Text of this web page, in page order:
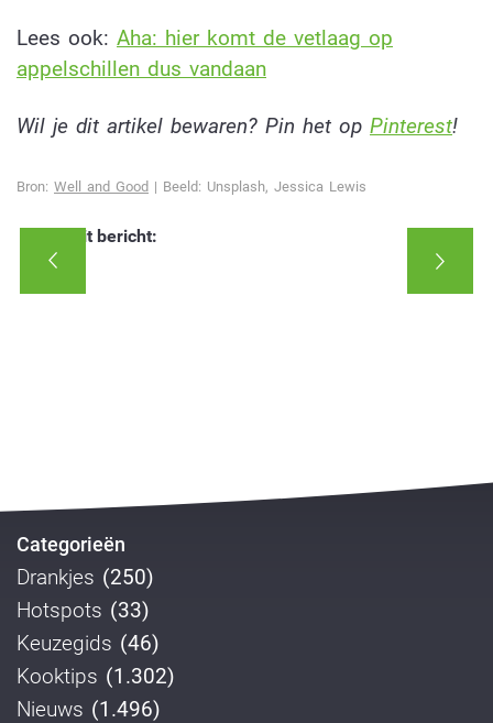
Lees ook: Aha: hier komt de vetlaag op
appelschillen dus vandaan
Wil je dit artikel bewaren? Pin het op Pinterest!
Bron: Well and Good | Beeld: Unsplash, Jessica Lewis
Deel dit bericht:
Categorieën
Drankjes (250)
Hotspots (33)
Keuzegids (46)
Kooktips (1.302)
Nieuws (1.496)